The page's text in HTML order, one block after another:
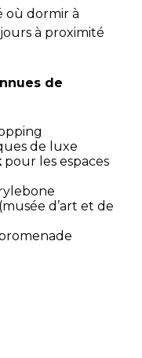
où dormir à
à proximité
de
de luxe
pour les espaces
(musée d’art et de